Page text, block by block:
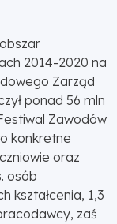
2014-2020 na
Zarząd
ponad 56 mln
Zawodów
konkretne
oraz
osób
kształcenia, 1,3
zaś